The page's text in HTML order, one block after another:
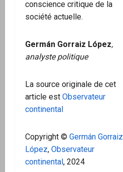
conscience critique de la
société actuelle.
Germán Gorraiz López,
analyste politique
La source originale de cet
article est Observateur
continental
Copyright © Germán Gorraiz
López, Observateur
continental, 2024